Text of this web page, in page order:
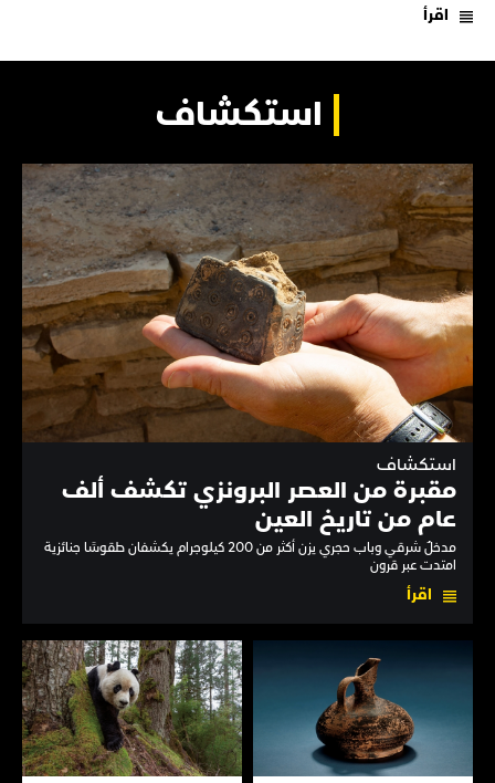
اقرأ
استكشاف
استكشاف
مقبرة من العصر البرونزي تكشف ألف
عام من تاريخ العين
مدخلٌ شرقي وباب حجري يزن أكثر من 200 كيلوجرام يكشفان طقوسًا جنائزية
امتدت عبر قرون
اقرأ